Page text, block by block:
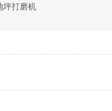
坪打磨机